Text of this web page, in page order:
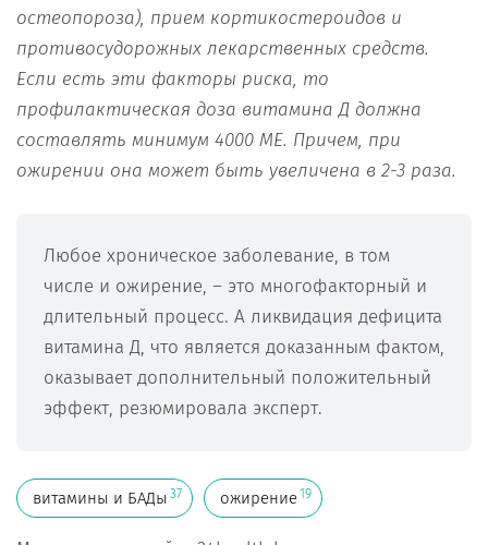
остеопороза), прием кортикостероидов и
противосудорожных лекарственных средств.
Если есть эти факторы риска, то
профилактическая доза витамина Д должна
составлять минимум 4000 МЕ. Причем, при
ожирении она может быть увеличена в 2-3 раза.
Любое хроническое заболевание, в том
числе и ожирение, – это многофакторный и
длительный процесс. А ликвидация дефицита
витамина Д, что является доказанным фактом,
оказывает дополнительный положительный
эффект, резюмировала эксперт.
витамины и БАДы 37 ожирение19